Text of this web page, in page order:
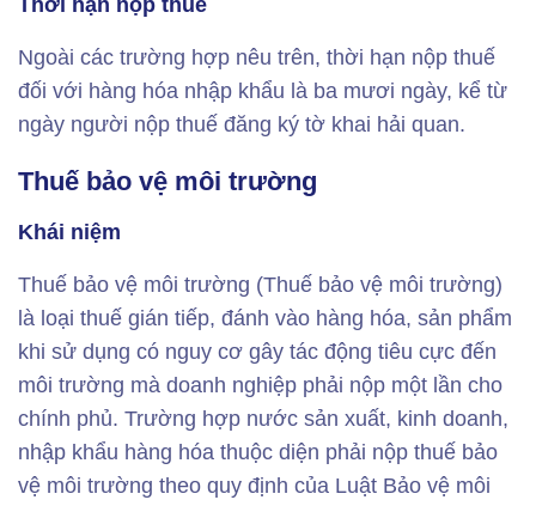
Thời hạn nộp thuế
Ngoài các trường hợp nêu trên, thời hạn nộp thuế
đối với hàng hóa nhập khẩu là ba mươi ngày, kể từ
ngày người nộp thuế đăng ký tờ khai hải quan.
Thuế bảo vệ môi trường
Khái niệm
Thuế bảo vệ môi trường (Thuế bảo vệ môi trường)
là loại thuế gián tiếp, đánh vào hàng hóa, sản phẩm
khi sử dụng có nguy cơ gây tác động tiêu cực đến
môi trường mà doanh nghiệp phải nộp một lần cho
chính phủ. Trường hợp nước sản xuất, kinh doanh,
nhập khẩu hàng hóa thuộc diện phải nộp thuế bảo
vệ môi trường theo quy định của Luật Bảo vệ môi